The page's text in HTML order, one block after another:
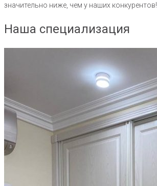
значительно ниже, чем у наших конкурентов!
Наша специализация